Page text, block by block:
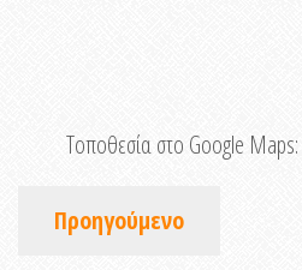
Τοποθεσία στο Google Maps:
Προηγούμενο